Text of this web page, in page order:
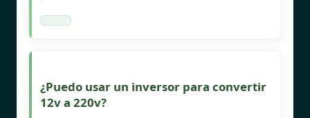
¿Puedo usar un inversor para convertir
12v a 220v?